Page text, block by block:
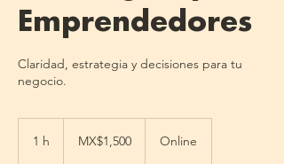
Emprendedores
Claridad, estrategia y decisiones para tu
negocio.
1 h
pesosMX$1,500 Online